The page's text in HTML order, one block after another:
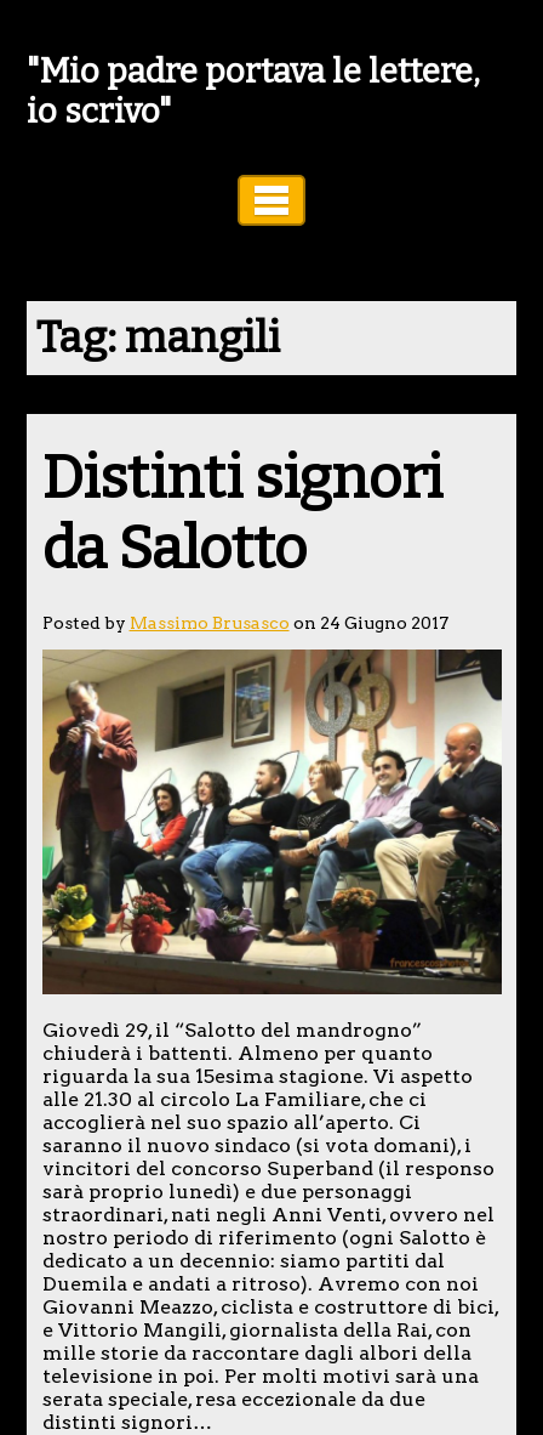
"Mio padre portava le lettere,
io scrivo"
Tag:mangili
Distinti signori
da Salotto
Posted by Massimo Brusasco on 24 Giugno 2017
Giovedì 29, il “Salotto del mandrogno”
chiuderà i battenti. Almeno per quanto
riguarda la sua 15esima stagione. Vi aspetto
alle 21.30 al circolo La Familiare, che ci
accoglierà nel suo spazio all’aperto. Ci
saranno il nuovo sindaco (si vota domani), i
vincitori del concorso Superband (il responso
sarà proprio lunedì) e due personaggi
straordinari, nati negli Anni Venti, ovvero nel
nostro periodo di riferimento (ogni Salotto è
dedicato a un decennio: siamo partiti dal
Duemila e andati a ritroso). Avremo con noi
Giovanni Meazzo, ciclista e costruttore di bici,
e Vittorio Mangili, giornalista della Rai, con
mille storie da raccontare dagli albori della
televisione in poi. Per molti motivi sarà una
serata speciale, resa eccezionale da due
distinti signori…